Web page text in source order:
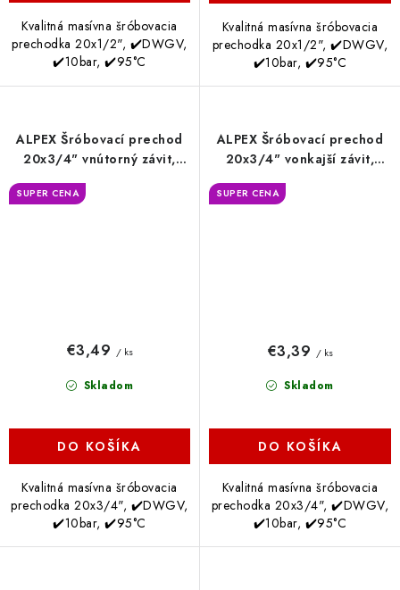
Kvalitná masívna šróbovacia
prechodka 20x1/2", ✔️DWGV,
✔️10bar, ✔️95°C
Kvalitná masívna šróbovacia
prechodka 20x1/2", ✔️DWGV,
✔️10bar, ✔️95°C
ALPEX Šróbovací prechod
20x3/4" vnútorný závit,
DVGW
SUPER CENA
Skladom
€3,49 / ks
DO KOŠÍKA
Kvalitná masívna šróbovacia
prechodka 20x3/4", ✔️DWGV,
✔️10bar, ✔️95°C
ALPEX Šróbovací prechod
20x3/4" vonkajší závit,
DVGW
SUPER CENA
Skladom
€3,39 / ks
DO KOŠÍKA
Kvalitná masívna šróbovacia
prechodka 20x3/4", ✔️DWGV,
✔️10bar, ✔️95°C